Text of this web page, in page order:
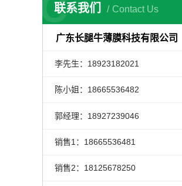
联系我们 Contact Us
广东长腿牛薄膜科技有限公司
李先生：18923182021
陈小姐：18665536482
郭经理：18927239046
销售1：18665536481
销售2：18125678250